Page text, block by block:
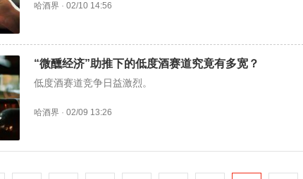
哈酒界 · 02/10 14:56
“微醺经济”助推下的低度酒赛道究竟有多宽？
低度酒赛道竞争日益激烈。
哈酒界 · 02/09 13:26